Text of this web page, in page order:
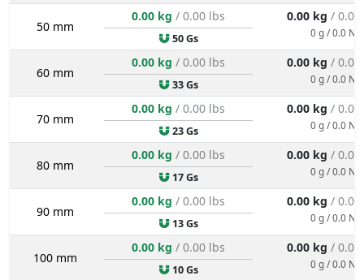
50 mm
0.00 kg / 0.00 lbs
50 Gs
0.00 kg / 0.00
0 g / 0.0 N
60 mm
0.00 kg / 0.00 lbs
33 Gs
0.00 kg / 0.00
0 g / 0.0 N
70 mm
0.00 kg / 0.00 lbs
23 Gs
0.00 kg / 0.00
0 g / 0.0 N
80 mm
0.00 kg / 0.00 lbs
17 Gs
0.00 kg / 0.00
0 g / 0.0 N
90 mm
0.00 kg / 0.00 lbs
13 Gs
0.00 kg / 0.00
0 g / 0.0 N
100 mm
0.00 kg / 0.00 lbs
10 Gs
0.00 kg / 0.00
0 g / 0.0 N